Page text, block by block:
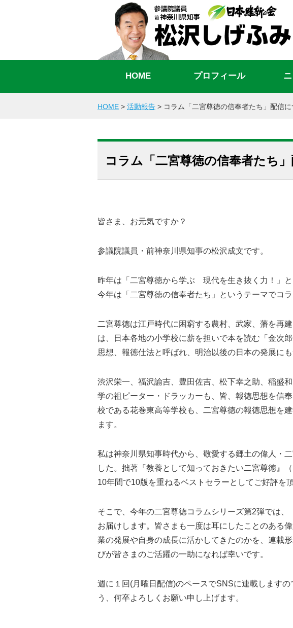
HOME プロフィール
HOME > 活動報告 > コラム「二宮尊徳の信奉者たち」配信に
コラム「二宮尊徳の信奉者たち
皆さま、お元気ですか？
参議院議員・前神奈川県知事の松沢成文です。
昨年は「二宮尊徳から学ぶ 現代を生き抜く力！」
今年は「二宮尊徳の信奉者たち」というテーマでコラ
二宮尊徳は江戸時代に困窮する農村、武家、藩を再
は、日本各地の小学校に薪を担いで本を読む「金次
思想、報徳仕法と呼ばれ、明治以後の日本の発展にも
渋沢栄一、福沢諭吉、豊田佐吉、松下幸之助、稲盛
学の祖ピーター・ドラッカーも、皆、報徳思想を信
校である花巻東高等学校も、二宮尊徳の報徳思想を
ます。
私は神奈川県知事時代から、敬愛する郷土の偉人・
した。拙著『教養として知っておきたい二宮尊徳』
10年間で10版を重ねるベストセラーとしてご好評を
そこで、今年の二宮尊徳コラムシリーズ第2弾では
お届けします。皆さまも一度は耳にしたことのある
業の発展や自身の成長に活かしてきたのかを、連載
びが皆さまのご活躍の一助になれば幸いです。
週に１回(月曜日配信)のペースでSNSに連載します
う、何卒よろしくお願い申し上げます。